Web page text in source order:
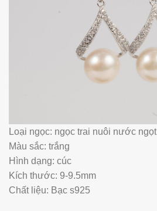
Loại ngọc: ngọc trai nuôi nước ngọt
Màu sắc: trắng
Hình dạng: cúc
Kích thước: 9-9.5mm
Chất liệu: Bạc s925